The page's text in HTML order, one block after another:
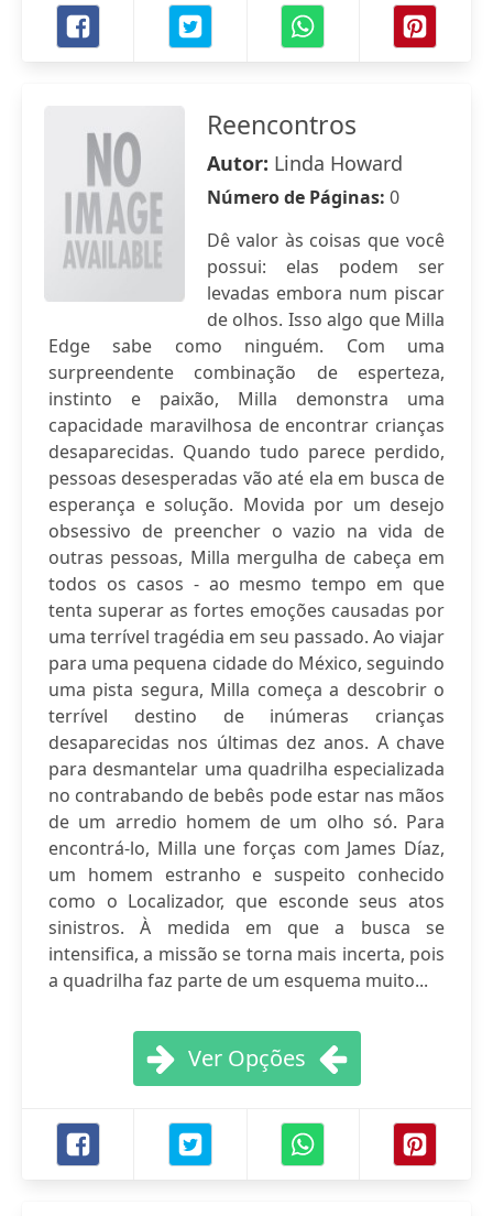
Reencontros
Autor: Linda Howard
Número de Páginas: 0
Dê valor às coisas que você
possui: elas podem ser
levadas embora num piscar
de olhos. Isso algo que Milla
Edge sabe como ninguém. Com uma
surpreendente combinação de esperteza,
instinto e paixão, Milla demonstra uma
capacidade maravilhosa de encontrar crianças
desaparecidas. Quando tudo parece perdido,
pessoas desesperadas vão até ela em busca de
esperança e solução. Movida por um desejo
obsessivo de preencher o vazio na vida de
outras pessoas, Milla mergulha de cabeça em
todos os casos - ao mesmo tempo em que
tenta superar as fortes emoções causadas por
uma terrível tragédia em seu passado. Ao viajar
para uma pequena cidade do México, seguindo
uma pista segura, Milla começa a descobrir o
terrível destino de inúmeras crianças
desaparecidas nos últimas dez anos. A chave
para desmantelar uma quadrilha especializada
no contrabando de bebês pode estar nas mãos
de um arredio homem de um olho só. Para
encontrá-lo, Milla une forças com James Díaz,
um homem estranho e suspeito conhecido
como o Localizador, que esconde seus atos
sinistros. À medida em que a busca se
intensifica, a missão se torna mais incerta, pois
a quadrilha faz parte de um esquema muito...
Ver Opções